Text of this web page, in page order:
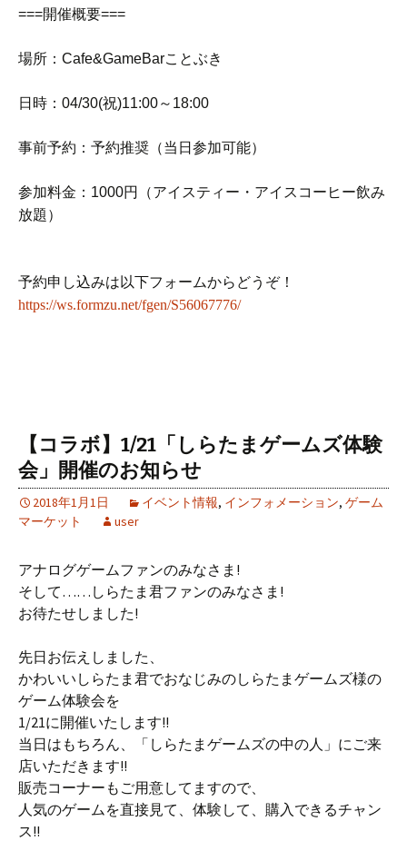
===開催概要===
場所：Cafe&GameBarことぶき
日時：04/30(祝)11:00～18:00
事前予約：予約推奨（当日参加可能）
参加料金：1000円（アイスティー・アイスコーヒー飲み
放題）
予約申し込みは以下フォームからどうぞ！
https://ws.formzu.net/fgen/S56067776/
【コラボ】1/21「しらたまゲームズ体験
会」開催のお知らせ
2018年1月1日 イベント情報, インフォメーション, ゲーム
マーケット
user
アナログゲームファンのみなさま!
そして……しらたま君ファンのみなさま!
お待たせしました!
先日お伝えしました、
かわいいしらたま君でおなじみのしらたまゲームズ様の
ゲーム体験会を
1/21に開催いたします!!
当日はもちろん、「しらたまゲームズの中の人」にご来
店いただきます!!
販売コーナーもご用意してますので、
人気のゲームを直接見て、体験して、購入できるチャン
ス!!